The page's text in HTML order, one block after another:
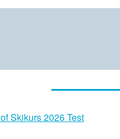
Skikurs 2026 Test